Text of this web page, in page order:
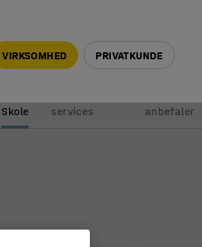
Skole
services
anbefaler
VIRKSOMHED PRIVATKUNDE